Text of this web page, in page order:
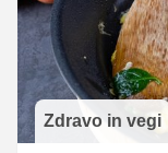
Zdravo in vegi